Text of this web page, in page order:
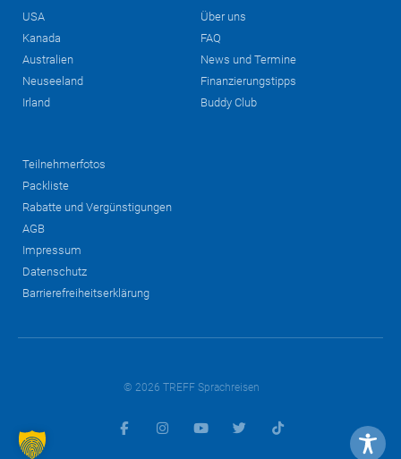
USA
Kanada
Australien
Neuseeland
Irland
Über uns
FAQ
News und Termine
Finanzierungstipps
Buddy Club
Teilnehmerfotos
Packliste
Rabatte und Vergünstigungen
AGB
Impressum
Datenschutz
Barrierefreiheitserklärung
© 2026 TREFF Sprachreisen